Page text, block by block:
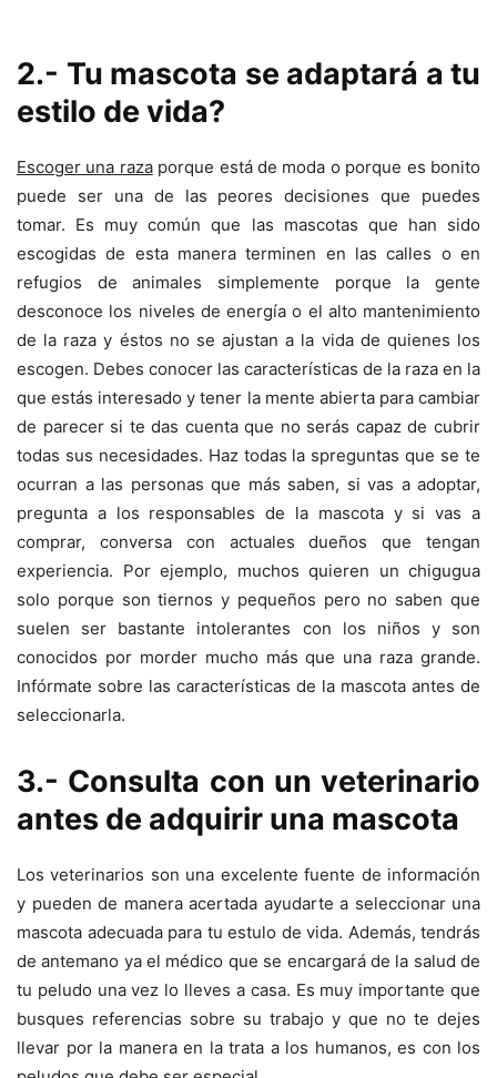
2.- Tu mascota se adaptará a tu
estilo de vida?
Escoger una razaporque está de moda o porque es bonito
puede ser una de las peores decisiones que puedes
tomar. Es muy común que las mascotas que han sido
escogidas de esta manera terminen en las calles o en
refugios de animales simplemente porque la gente
desconoce los niveles de energía o el alto mantenimiento
de la raza y éstos no se ajustan a la vida de quienes los
escogen. Debes conocer las características de la raza en la
que estás interesado y tener la mente abierta para cambiar
de parecer si te das cuenta que no serás capaz de cubrir
todas sus necesidades. Haz todas la spreguntas que se te
ocurran a las personas que más saben, si vas a adoptar,
pregunta a los responsables de la mascota y si vas a
comprar, conversa con actuales dueños que tengan
experiencia. Por ejemplo, muchos quieren un chigugua
solo porque son tiernos y pequeños pero no saben que
suelen ser bastante intolerantes con los niños y son
conocidos por morder mucho más que una raza grande.
Infórmate sobre las características de la mascota antes de
seleccionarla.
3.- Consulta con un veterinario
antes de adquirir una mascota
Los veterinarios son una excelente fuente de información
y pueden de manera acertada ayudarte a seleccionar una
mascota adecuada para tu estulo de vida. Además, tendrás
de antemano ya el médico que se encargará de la salud de
tu peludo una vez lo lleves a casa. Es muy importante que
busques referencias sobre su trabajo y que no te dejes
llevar por la manera en la trata a los humanos, es con los